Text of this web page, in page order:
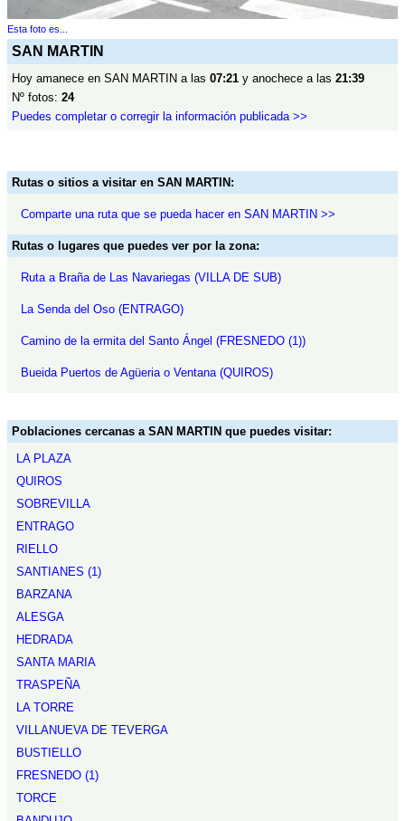
Esta foto es...
SAN MARTIN
Hoy amanece en SAN MARTIN a las 07:21 y anochece a las 21:39
Nº fotos: 24
Puedes completar o corregir la información publicada >>
Rutas o sitios a visitar en SAN MARTIN:
Comparte una ruta que se pueda hacer en SAN MARTIN >>
Rutas o lugares que puedes ver por la zona:
Ruta a Braña de Las Navariegas (VILLA DE SUB)
La Senda del Oso (ENTRAGO)
Camino de la ermita del Santo Ángel (FRESNEDO (1))
Bueida Puertos de Agüeria o Ventana (QUIROS)
Poblaciones cercanas a SAN MARTIN que puedes visitar:
LA PLAZA
QUIROS
SOBREVILLA
ENTRAGO
RIELLO
SANTIANES (1)
BARZANA
ALESGA
HEDRADA
SANTA MARIA
TRASPEÑA
LA TORRE
VILLANUEVA DE TEVERGA
BUSTIELLO
FRESNEDO (1)
TORCE